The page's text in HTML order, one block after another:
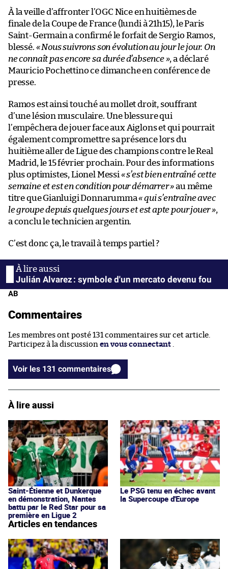
À la veille d’affronter l’OGC Nice en huitièmes de
finale de la Coupe de France (lundi à 21h15), le Paris
Saint-Germain a confirmé le forfait de Sergio Ramos,
blessé. « Nous suivrons son évolution au jour le jour. On
ne connaît pas encore sa durée d’absence », a déclaré
Mauricio Pochettino ce dimanche en conférence de
presse.
Ramos est ainsi touché au mollet droit, souffrant
d’une lésion musculaire. Une blessure qui
l’empêchera de jouer face aux Aiglons et qui pourrait
également compromettre sa présence lors du
huitième aller de Ligue des champions contre le Real
Madrid, le 15 février prochain. Pour des informations
plus optimistes, Lionel Messi « s’est bien entraîné cette
semaine et est en condition pour démarrer »au même
titre que Gianluigi Donnarumma« qui s’entraîne avec
le groupe depuis quelques jours et est apte pour jouer »,
a conclu le technicien argentin.
C’est donc ça, le travail à temps partiel ?
Julián Alvarez : symbole d'un mercato devenu fou
AB
Commentaires
Les membres ont posté 131 commentaires sur cet article.
Participez à la discussion en vous connectant
Voir les 131 commentaires
À lire aussi
Saint-Étienne et Dunkerque
en démonstration, Nantes
battu par le Red Star pour sa
première en Ligue 2
Le PSG tenu en échec avant
la Supercoupe d'Europe
Articles en tendances